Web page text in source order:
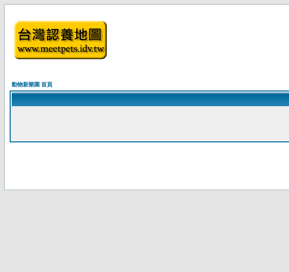
動物新樂園 首頁